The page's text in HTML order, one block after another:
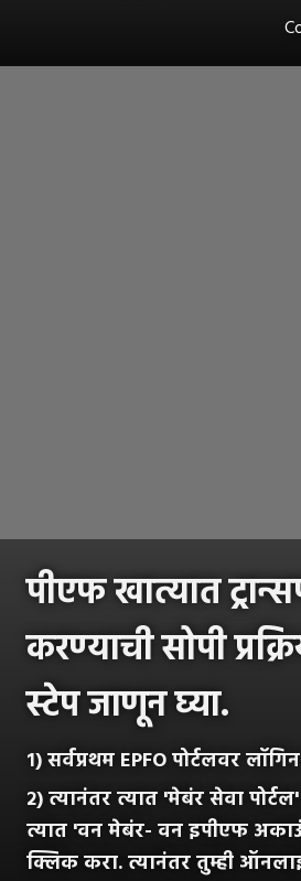
पीएफ खात्यात
करण्याची सोपी
स्टेप जाणून घ्या.
१) सर्वप्रथम EPFO पोर्टलवर
२) त्यानंतर त्यात 'मेबंर सेवा
त्यात 'वन मेबंर- वन इपीएफ
क्लिक करा. त्यानंतर तुम्ही